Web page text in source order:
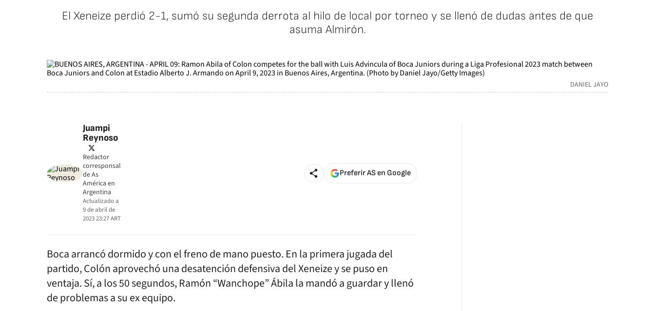
El Xeneize perdió 2-1, sumó su segunda derrota al hilo de local por torneo y se llenó de dudas antes de que
asuma Almirón.
DANIEL JAYO
Juampi
Reynoso
twitter
Redactor
corresponsal
de As
América en
Argentina
Actualizado a
9 de abril de
2023 23:27ART
Preferir AS en Google
Boca arrancó dormido y con el freno de mano puesto. En la primera jugada del
partido, Colón aprovechó una desatención defensiva del Xeneize y se puso en
ventaja. Sí, a los 50 segundos, Ramón “Wanchope” Ábila la mandó a guardar y llenó
de problemas a su ex equipo.